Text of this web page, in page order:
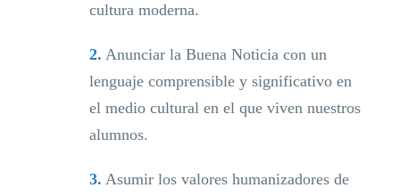
cultura moderna.
2. Anunciar la Buena Noticia con un
lenguaje comprensible y significativo en
el medio cultural en el que viven nuestros
alumnos.
3. Asumir los valores humanizadores de